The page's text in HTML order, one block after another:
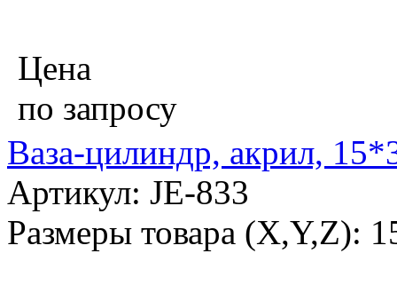
Цена
по запросу
Ваза-цилиндр, акрил,
Артикул: JE-833
Размеры товара (X,Y,Z):